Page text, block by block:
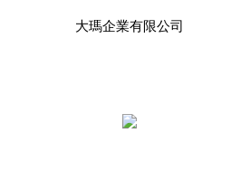
大瑪企業有限公司